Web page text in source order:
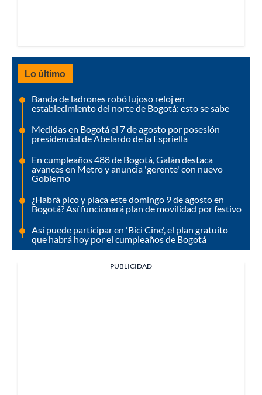
Lo último
Banda de ladrones robó lujoso reloj en
establecimiento del norte de Bogotá: esto se sabe
Medidas en Bogotá el 7 de agosto por posesión
presidencial de Abelardo de la Espriella
En cumpleaños 488 de Bogotá, Galán destaca
avances en Metro y anuncia 'gerente' con nuevo
Gobierno
¿Habrá pico y placa este domingo 9 de agosto en
Bogotá? Así funcionará plan de movilidad por festivo
Así puede participar en 'Bici Cine', el plan gratuito
que habrá hoy por el cumpleaños de Bogotá
PUBLICIDAD